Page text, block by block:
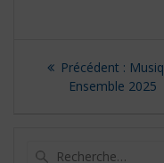
Précédent :
Ensemble 2025